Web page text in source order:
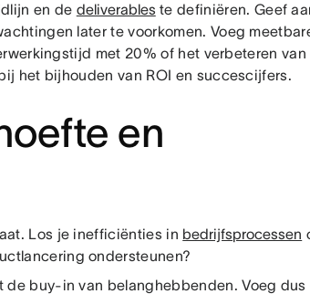
en de deliverables te definiëren. Geef
later te voorkomen. Voeg
met 20% of het verbeteren van
het bijhouden van ROI en succescijfers.
en
Los je inefficiënties in bedrijfsprocessen
ondersteunen?
buy-in van belanghebbenden. Voeg dus